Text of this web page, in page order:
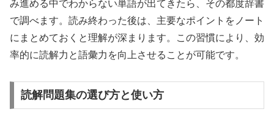
み進める中でわからない単語が出てきたら、その都度辞書
で調べます。読み終わった後は、主要なポイントをノート
にまとめておくと理解が深まります。この習慣により、効
率的に読解力と語彙力を向上させることが可能です。
読解問題集の選び方と使い方